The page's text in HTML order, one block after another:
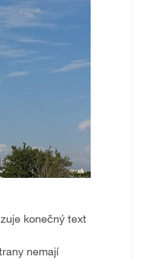
konečný text
nemají